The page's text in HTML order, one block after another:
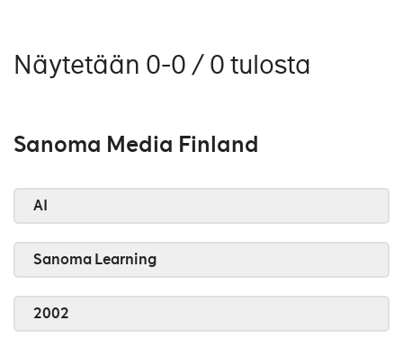
Näytetään 0-0 / 0 tulosta
Sanoma Media Finland
AI
Sanoma Learning
2002